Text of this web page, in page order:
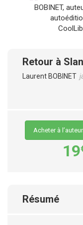
Retour à
Laurent BOBINET
Acheter à l’auteur
19
Résumé